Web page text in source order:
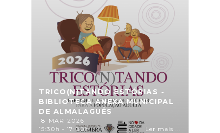
TRICO(N)TANDO ESTÓRIAS -
BIBLIOTECA ANEXA MUNICIPAL
DE ALMALAGUÊS
18-MAR-2026
15:30h - 17:00h
Ler mais ...